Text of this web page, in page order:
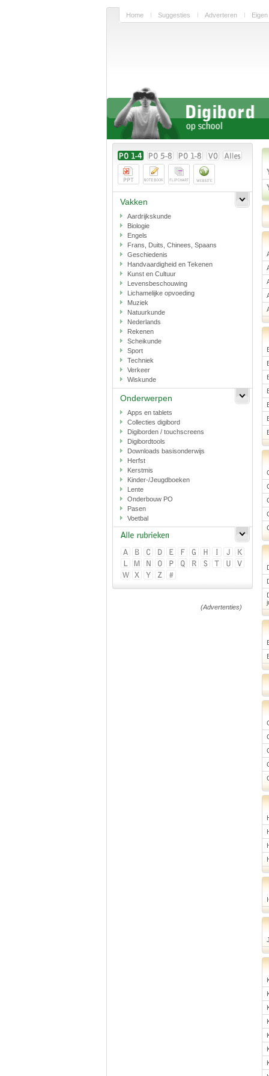
Home Suggesties Adverteren
Vakken
Aardrijkskunde
Biologie
Engels
Frans, Duits, Chinees, Spaans
Geschiedenis
Handvaardigheid en Tekenen
Kunst en Cultuur
Levensbeschouwing
Lichamelijke opvoeding
Muziek
Natuurkunde
Nederlands
Rekenen
Scheikunde
Sport
Techniek
Verkeer
Wiskunde
Onderwerpen
Apps en tablets
Collecties digibord
Digiborden / touchscreens
Digibordtools
Downloads basisonderwijs
Herfst
Kerstmis
Kinder-/Jeugdboeken
Lente
Onderbouw PO
Pasen
Voetbal
(Advertenties)